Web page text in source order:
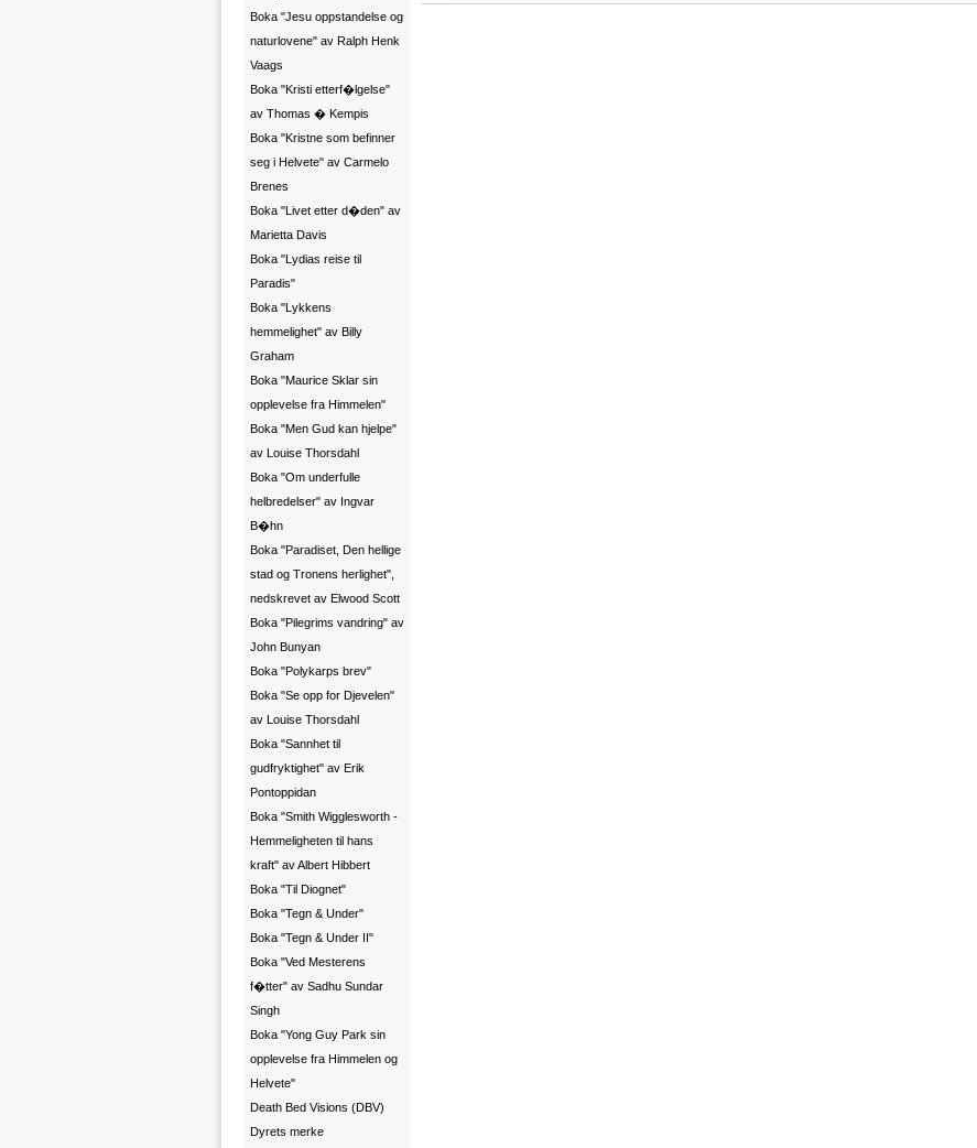
Boka "Jesu oppstandelse og
naturlovene" av Ralph Henk
Vaags
Boka "Kristi etterf�lgelse"
av Thomas � Kempis
Boka "Kristne som befinner
seg i Helvete" av Carmelo
Brenes
Boka "Livet etter d�den" av
Marietta Davis
Boka "Lydias reise til
Paradis"
Boka "Lykkens
hemmelighet" av Billy
Graham
Boka "Maurice Sklar sin
opplevelse fra Himmelen"
Boka "Men Gud kan hjelpe"
av Louise Thorsdahl
Boka "Om underfulle
helbredelser" av Ingvar
B�hn
Boka "Paradiset, Den hellige
stad og Tronens herlighet",
nedskrevet av Elwood Scott
Boka "Pilegrims vandring" av
John Bunyan
Boka "Polykarps brev"
Boka "Se opp for Djevelen"
av Louise Thorsdahl
Boka "Sannhet til
gudfryktighet" av Erik
Pontoppidan
Boka "Smith Wigglesworth -
Hemmeligheten til hans
kraft" av Albert Hibbert
Boka "Til Diognet"
Boka "Tegn & Under"
Boka "Tegn & Under II"
Boka "Ved Mesterens
f�tter" av Sadhu Sundar
Singh
Boka "Yong Guy Park sin
opplevelse fra Himmelen og
Helvete"
Death Bed Visions (DBV)
Dyrets merke